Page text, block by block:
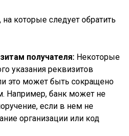
которые следует обратить
получателя: Некоторые
указания реквизитов
это может быть сокращено
Например, банк может не
если в нем не
организации или код